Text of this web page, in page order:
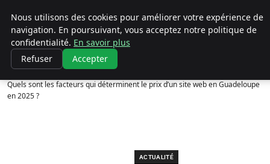
Chasseur De Tête
Quels sont les facteurs qui déterminent le prix d’un site web en Guadeloupe
en 2025 ?
ACTUALITÉ
Nous utilisons des cookies pour améliorer votre expérience de
navigation. En poursuivant, vous acceptez notre politique de
confidentialité. En savoir plus
Refuser
Accepter